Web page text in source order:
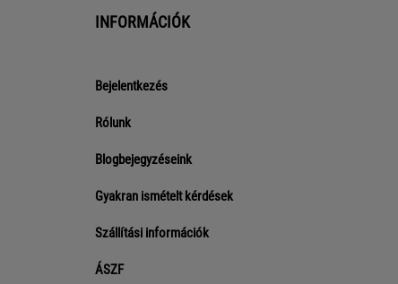
INFORMÁCIÓK
Bejelentkezés
Rólunk
Blogbejegyzéseink
Gyakran ismételt kérdések
Szállítási információk
ÁSZF